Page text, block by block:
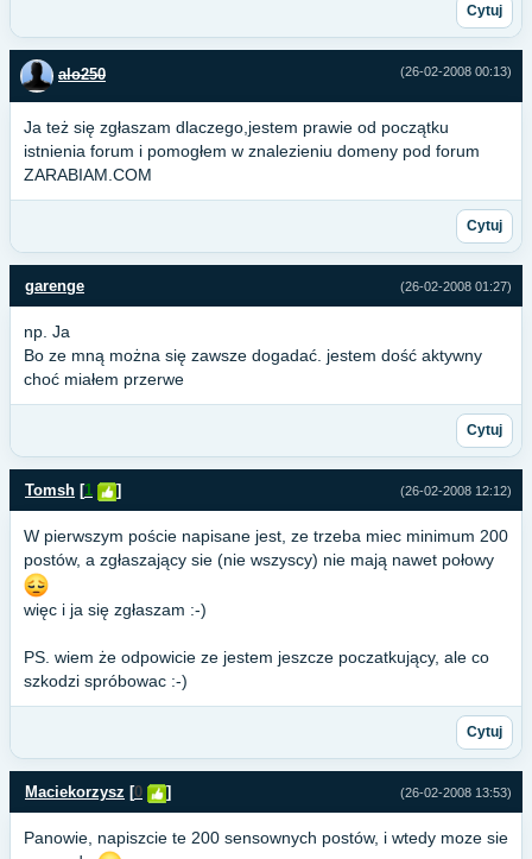
Cytuj
(26-02-2008 00:13)
alo250
Ja też się zgłaszam dlaczego,jestem prawie od początku
istnienia forum i pomogłem w znalezieniu domeny pod forum
ZARABIAM.COM
Cytuj
(26-02-2008 01:27)
garenge
np. Ja
Bo ze mną można się zawsze dogadać. jestem dość aktywny
choć miałem przerwe
Cytuj
(26-02-2008 12:12)
Tomsh [1 ]
W pierwszym poście napisane jest, ze trzeba miec minimum 200
postów, a zgłaszający sie (nie wszyscy) nie mają nawet połowy
więc i ja się zgłaszam :-)
PS. wiem że odpowicie ze jestem jeszcze poczatkujący, ale co
szkodzi spróbowac :-)
Cytuj
(26-02-2008 13:53)
Maciekorzysz [0 ]
Panowie, napiszcie te 200 sensownych postów, i wtedy moze sie